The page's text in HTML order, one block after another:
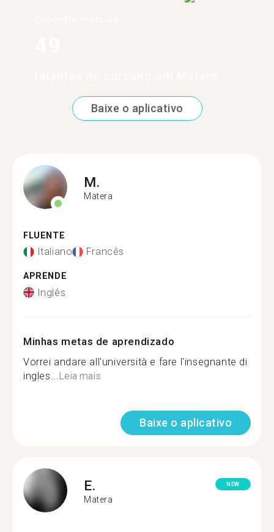
Baixe o aplicativo
M.
Matera
FLUENTE
Italiano Francês
APRENDE
Inglês
Minhas metas de aprendizado
Vorrei andare all'università e fare l'insegnante di
ingles... Leia mais
Baixe o aplicativo
E.
Matera
NEW